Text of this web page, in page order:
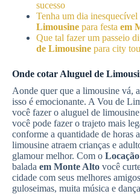
sucesso
Tenha um dia inesquecível
Limousine para festa em
Que tal fazer um passeio
de Limousine para city
Onde cotar Aluguel de
Aonde quer que a limousine vá,
isso é emocionante. A Vou de
você fazer o aluguel de
você pode fazer o trajeto mais
conforme a quantidade de horas
limousine atraem crianças e
glamour melhor. Com o
balada em Monte Alto você
cidade com seus melhores
guloseimas, muita música e